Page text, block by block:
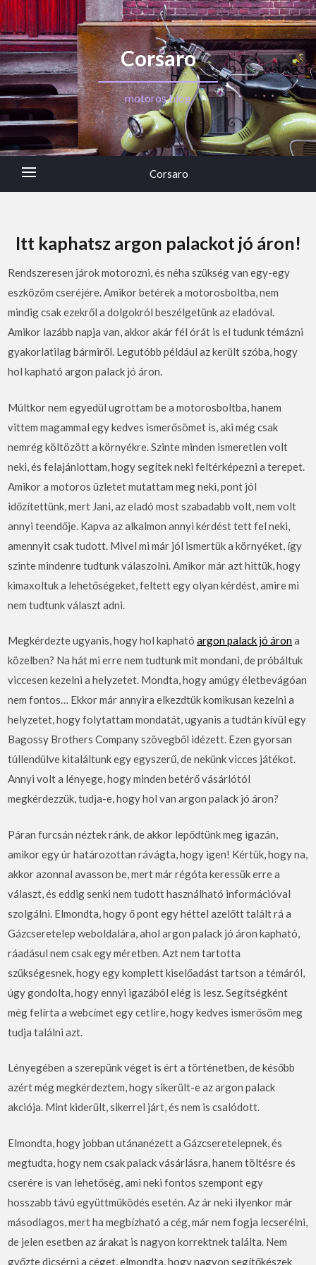
Corsaro
motoros blog
Corsaro
Itt kaphatsz argon palackot jó áron!
Rendszeresen járok motorozni, és néha szükség van egy-egy
eszközöm cseréjére. Amikor betérek a motorosboltba, nem
mindig csak ezekről a dolgokról beszélgetünk az eladóval.
Amikor lazább napja van, akkor akár fél órát is el tudunk témázni
gyakorlatilag bármiről. Legutóbb például az került szóba, hogy
hol kapható argon palack jó áron.
Múltkor nem egyedül ugrottam be a motorosboltba, hanem
vittem magammal egy kedves ismerősömet is, aki még csak
nemrég költözött a környékre. Szinte minden ismeretlen volt
neki, és felajánlottam, hogy segítek neki feltérképezni a terepet.
Amikor a motoros üzletet mutattam meg neki, pont jól
időzítettünk, mert Jani, az eladó most szabadabb volt, nem volt
annyi teendője. Kapva az alkalmon annyi kérdést tett fel neki,
amennyit csak tudott. Mivel mi már jól ismertük a környéket, így
szinte mindenre tudtunk válaszolni. Amikor már azt hittük, hogy
kimaxoltuk a lehetőségeket, feltett egy olyan kérdést, amire mi
nem tudtunk választ adni.
Megkérdezte ugyanis, hogy hol kaphatóargon palack jó áron a
közelben? Na hát mi erre nem tudtunk mit mondani, de próbáltuk
viccesen kezelni a helyzetet. Mondta, hogy amúgy életbevágóan
nem fontos… Ekkor már annyira elkezdtük komikusan kezelni a
helyzetet, hogy folytattam mondatát, ugyanis a tudtán kívül egy
Bagossy Brothers Company szövegből idézett. Ezen gyorsan
túllendülve kitaláltunk egy egyszerű, de nekünk vicces játékot.
Annyi volt a lényege, hogy minden betérő vásárlótól
megkérdezzük, tudja-e, hogy hol van argon palack jó áron?
Páran furcsán néztek ránk, de akkor lepődtünk meg igazán,
amikor egy úr határozottan rávágta, hogy igen! Kértük, hogy na,
akkor azonnal avasson be, mert már régóta keressük erre a
választ, és eddig senki nem tudott használható információval
szolgálni. Elmondta, hogy ő pont egy héttel azelőtt talált rá a
Gázcseretelep weboldalára, ahol argon palack jó áron kapható,
ráadásul nem csak egy méretben. Azt nem tartotta
szükségesnek, hogy egy komplett kiselőadást tartson a témáról,
úgy gondolta, hogy ennyi igazából elég is lesz. Segítségként
még felírta a webcímet egy cetlire, hogy kedves ismerősöm meg
tudja találni azt.
Lényegében a szerepünk véget is ért a történetben, de később
azért még megkérdeztem, hogy sikerült-e az argon palack
akciója. Mint kiderült, sikerrel járt, és nem is csalódott.
Elmondta, hogy jobban utánanézett a Gázcseretelepnek, és
megtudta, hogy nem csak palack vásárlásra, hanem töltésre és
cserére is van lehetőség, ami neki fontos szempont egy
hosszabb távú együttműködés esetén. Az ár neki ilyenkor már
másodlagos, mert ha megbízható a cég, már nem fogja lecserélni,
de jelen esetben az árakat is nagyon korrektnek találta. Nem
győzte dicsérni a céget, elmondta, hogy nagyon segítőkészek